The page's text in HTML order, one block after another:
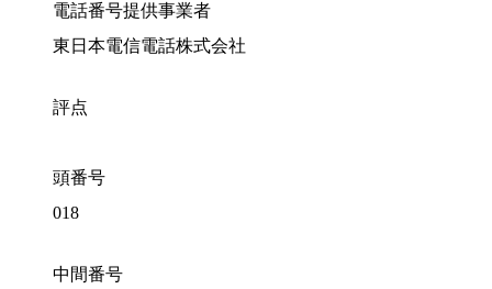
電話番号提供事業者
東日本電信電話株式会社
評点
頭番号
018
中間番号